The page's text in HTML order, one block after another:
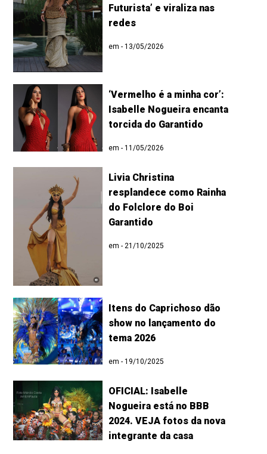
Futurista’ e viraliza nas
redes
em - 13/05/2026
‘Vermelho é a minha cor’:
Isabelle Nogueira encanta
torcida do Garantido
em - 11/05/2026
Livia Christina
resplandece como Rainha
do Folclore do Boi
Garantido
em - 21/10/2025
Itens do Caprichoso dão
show no lançamento do
tema 2026
em - 19/10/2025
OFICIAL: Isabelle
Nogueira está no BBB
2024. VEJA fotos da nova
integrante da casa